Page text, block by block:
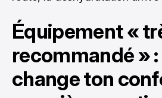
Équipement «
recommandé »
change ton